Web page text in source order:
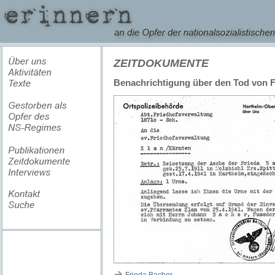
ZEITDOKUMENTE
Benachrichtigung über den Tod von